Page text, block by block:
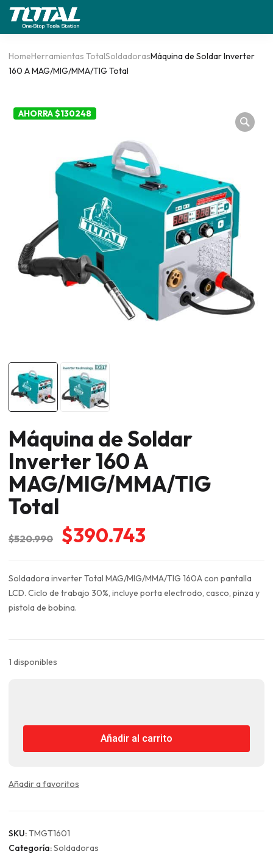
HomeHerramientas TotalSoldadorasMáquina de Soldar Inverter
160 A MAG/MIG/MMA/TIG Total
AHORRA $130248
Máquina de Soldar
Inverter 160 A
MAG/MIG/MMA/TIG
Total
$520.990
El
original
era:
$520.990.
$390.743
actual
es:
Soldadora inverter Total MAG/MIG/MMA/TIG 160A con pantalla
LCD. Ciclo de trabajo 30%, incluye porta electrodo, casco, pinza y
pistola de bobina.
1 disponibles
Soldar
160
MAG/MIG/MMA/TIG
Añadir al carrito
Añadir a favoritos
SKU:TMGT1601
Categoría:Soldadoras